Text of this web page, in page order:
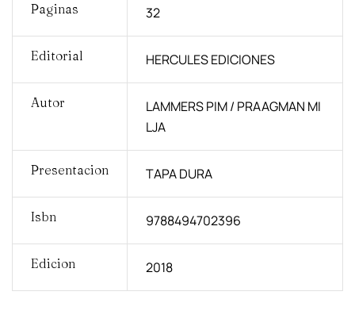
Paginas 32
Editorial HERCULES EDICIONES
Autor
LAMMERS PIM / PRAAGMAN MI
LJA
Presentacion TAPA DURA
Isbn 9788494702396
Edicion 2018